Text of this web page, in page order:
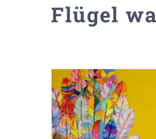
Flügel